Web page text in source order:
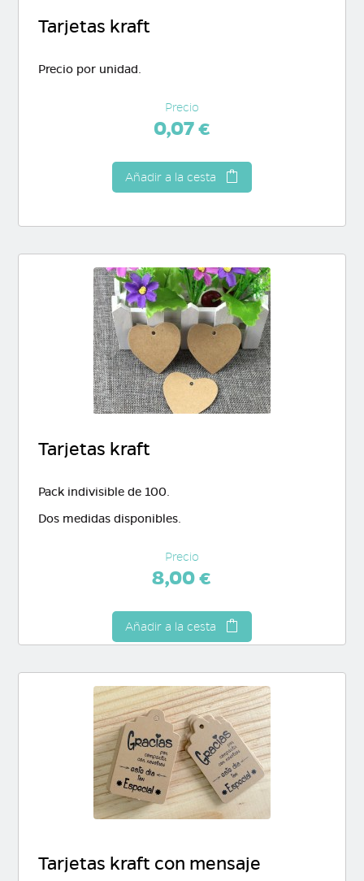
Tarjetas kraft
Precio por unidad.
Precio
0,07 €
Añadir a la cesta
Tarjetas kraft
Pack indivisible de 100.
Dos medidas disponibles.
Precio
8,00 €
Añadir a la cesta
Tarjetas kraft con mensaje